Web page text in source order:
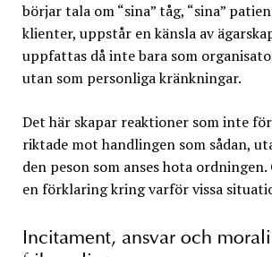
börjar tala om “sina” tåg, “sina”
klienter, uppstår en känsla av
uppfattas då inte bara som
utan som personliga kränkningar.
Det här skapar reaktioner som inte
riktade mot handlingen som sådan,
den peson som anses hota ordningen.
en förklaring kring varför vissa
Incitament, ansvar och